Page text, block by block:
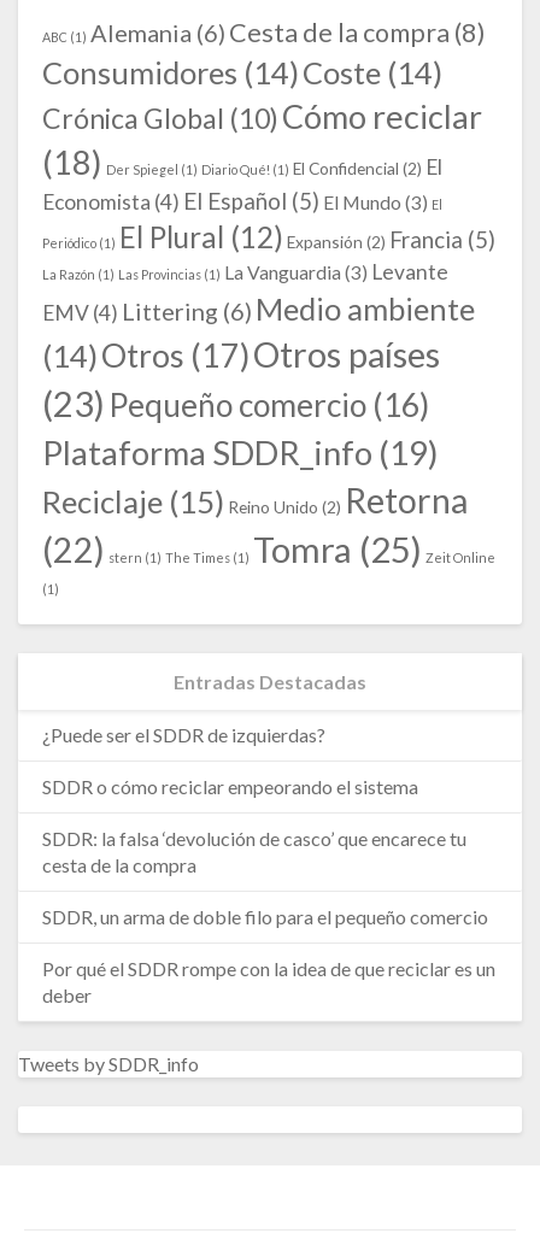
ABC (1) Alemania (6) Cesta de la compra (8)
Consumidores (14)Coste (14)
Crónica Global (10) Cómo reciclar
(18) Der Spiegel (1) Diario Qué! (1) El Confidencial (2) El
Economista (4) El Español (5) El Mundo (3) El
Periódico (1) El Plural (12) Expansión (2) Francia (5)
La Razón (1) Las Provincias (1) La Vanguardia (3) Levante
EMV(4) Littering (6) Medio ambiente
(14)Otros (17)Otros países
(23) Pequeño comercio (16)
Plataforma SDDR_info (19)
Reciclaje (15) Reino Unido (2) Retorna
(22) stern (1) The Times (1) Tomra (25) Zeit Online
(1)
Entradas Destacadas
¿Puede ser el SDDR de izquierdas?
SDDR o cómo reciclar empeorando el sistema
SDDR: la falsa ‘devolución de casco’ que encarece tu
cesta de la compra
SDDR, un arma de doble filo para el pequeño comercio
Por qué el SDDR rompe con la idea de que reciclar es un
deber
Tweets by SDDR_info